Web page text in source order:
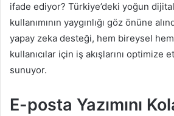
ifade ediyor? Türkiye’deki yoğun
kullanımının yaygınlığı göz önüne
yapay zeka desteği, hem bireysel
kullanıcılar için iş akışlarını optimize
sunuyor.
E-posta Yazımını